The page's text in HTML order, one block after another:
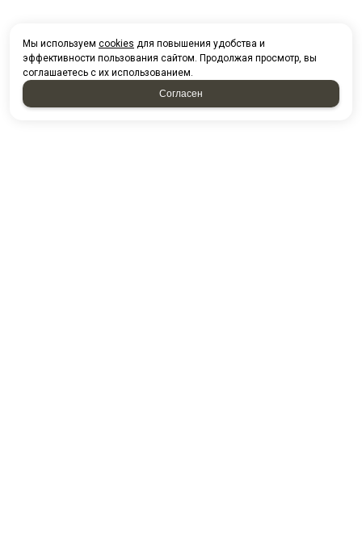
Мы используем cookies для повышения удобства и
эффективности пользования сайтом. Продолжая просмотр, вы
соглашаетесь с их использованием.
Согласен